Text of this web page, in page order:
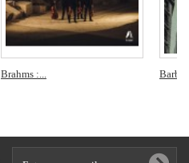
Brahms :...